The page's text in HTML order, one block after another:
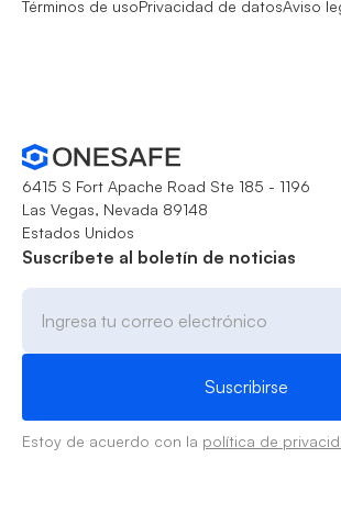
Términos de usoPrivacidad de datosAviso
6415 S Fort Apache Road Ste 185 - 1196
Las Vegas, Nevada 89148
Estados Unidos
Suscríbete al boletín de noticias
Estoy de acuerdo con la política de